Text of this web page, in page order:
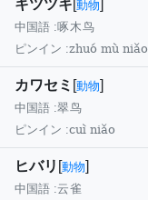
キツツキ[動物]
中国語 :啄木鸟
ピンイン :zhuó mù niǎo
カワセミ [動物]
中国語 :翠鸟
ピンイン :cuì niǎo
ヒバリ [動物]
中国語 :云雀